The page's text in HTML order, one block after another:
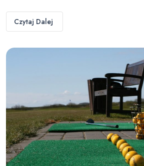
Czytaj Dalej